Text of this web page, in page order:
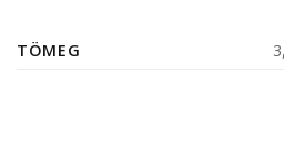
TÖMEG